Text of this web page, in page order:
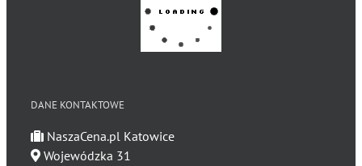
DANE KONTAKTOWE
NaszaCena.pl Katowice
Wojewódzka 31